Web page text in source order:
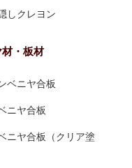
しクレヨン
・板材
ベニヤ合板
ニヤ合板
ニヤ合板（クリア塗